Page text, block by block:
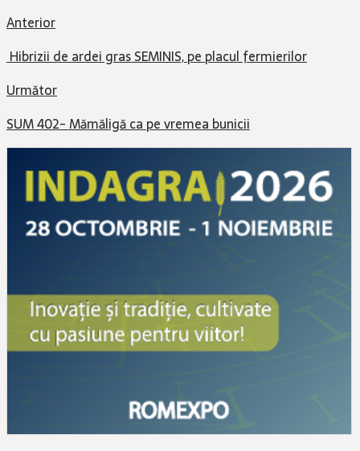
Anterior
Hibrizii de ardei gras SEMINIS, pe placul fermierilor
Următor
SUM 402- Mămăligă ca pe vremea bunicii